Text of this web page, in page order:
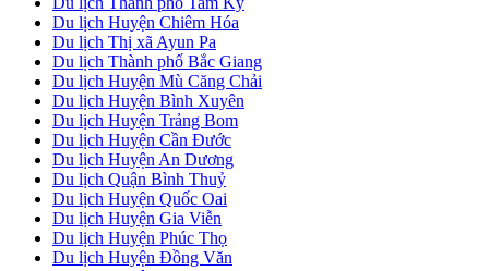
Du lịch Huyện Chiêm Hóa
Du lịch Thị xã Ayun Pa
Du lịch Thành phố Bắc Giang
Du lịch Huyện Mù Căng Chải
Du lịch Huyện Bình Xuyên
Du lịch Huyện Trảng Bom
Du lịch Huyện Cần Đước
Du lịch Huyện An Dương
Du lịch Quận Bình Thuỷ
Du lịch Huyện Quốc Oai
Du lịch Huyện Gia Viễn
Du lịch Huyện Phúc Thọ
Du lịch Huyện Đồng Văn